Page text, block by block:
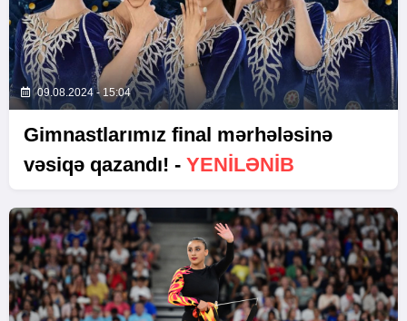
09.08.2024 - 15:04
Gimnastlarımız final mərhələsinə
vəsiqə qazandı! - YENİLƏNİB